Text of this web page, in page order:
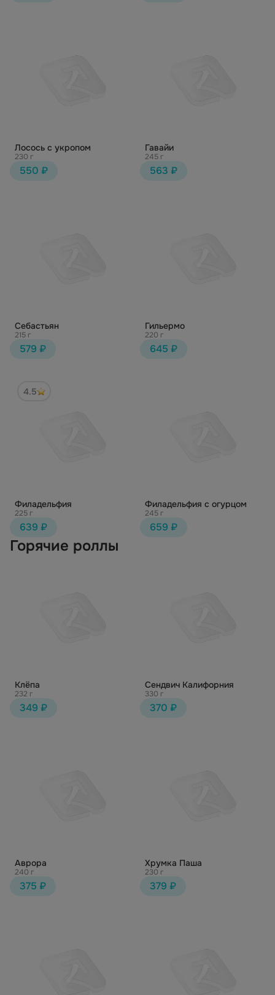
Лосось с укропом
230 г
550 ₽
Гавайи
245 г
563 ₽
Себастьян
215 г
579 ₽
Гильермо
220 г
645 ₽
4.5
Филадельфия
225 г
639 ₽
Филадельфия с огурцом
245 г
659 ₽
Горячие роллы
Клёпа
232 г
349 ₽
Сендвич Калифорния
330 г
370 ₽
Аврора
240 г
375 ₽
Хрумка Паша
230 г
379 ₽